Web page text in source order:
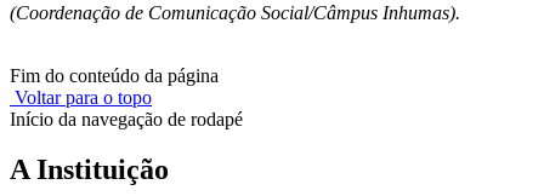
(Coordenação de Comunicação Social/Câmpus Inhumas).
Fim do conteúdo da página
Voltar para o topo
Início da navegação de rodapé
A Instituição